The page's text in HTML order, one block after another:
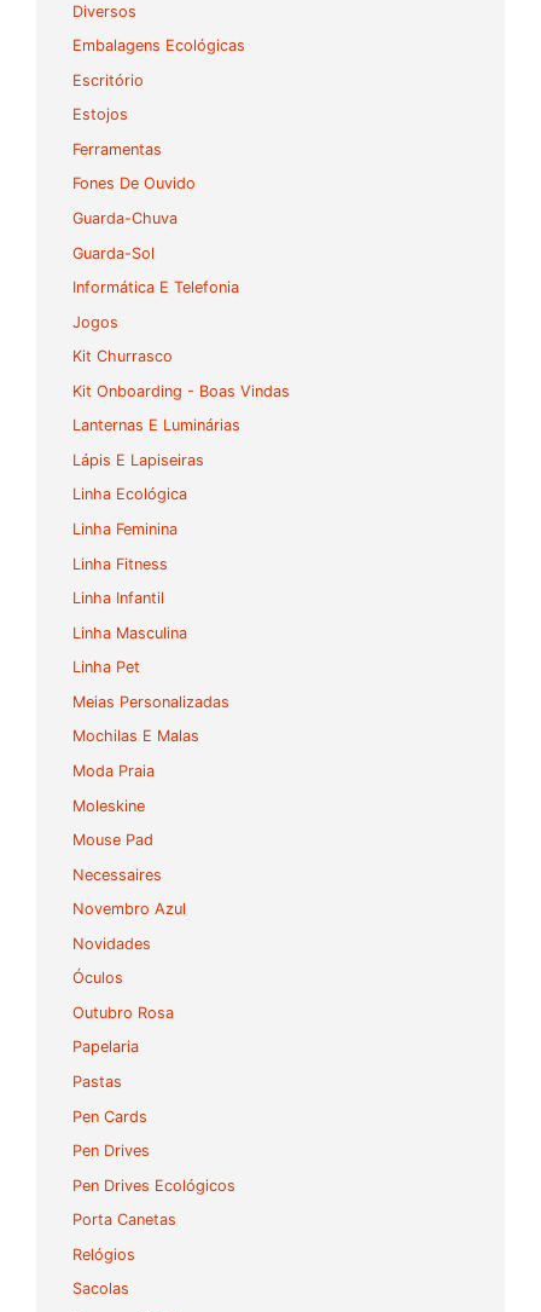
Diversos
Embalagens Ecológicas
Escritório
Estojos
Ferramentas
Fones De Ouvido
Guarda-Chuva
Guarda-Sol
Informática E Telefonia
Jogos
Kit Churrasco
Kit Onboarding - Boas Vindas
Lanternas E Luminárias
Lápis E Lapiseiras
Linha Ecológica
Linha Feminina
Linha Fitness
Linha Infantil
Linha Masculina
Linha Pet
Meias Personalizadas
Mochilas E Malas
Moda Praia
Moleskine
Mouse Pad
Necessaires
Novembro Azul
Novidades
Óculos
Outubro Rosa
Papelaria
Pastas
Pen Cards
Pen Drives
Pen Drives Ecológicos
Porta Canetas
Relógios
Sacolas